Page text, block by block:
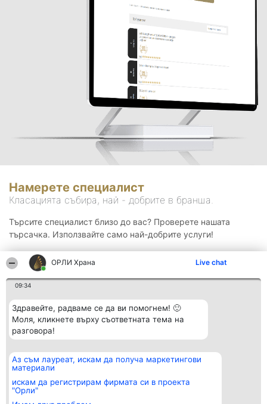
ОРЛИ Храна Live chat
09:34
Здравейте, радваме се да ви помогнем! 🙂
Моля, кликнете върху съответната тема на
разговора!
Аз съм лауреат, искам да получа маркетингови
материали
искам да регистрирам фирмата си в проекта
"Орли"
Намерете специалист
Класацията събира, най - добрите в бранша.
Търсите специалист близо до вас? Проверете нашата
търсачка. Използвайте само най-добрите услуги!
Организатор на
класиране
BulevardulAleea Timișul De
Sus Nr. 2, Bl. A30, Sc. A, Et.
Класация
всички
Контакти